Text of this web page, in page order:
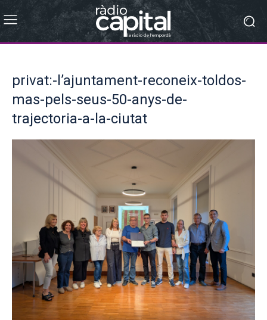
privat:-l’ajuntament-reconeix-toldos-
mas-pels-seus-50-anys-de-
trajectoria-a-la-ciutat